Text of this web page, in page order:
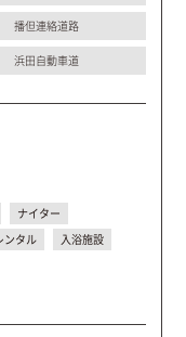
播但連絡道路
浜田自動車道
ナイター
ンタル
入浴施設